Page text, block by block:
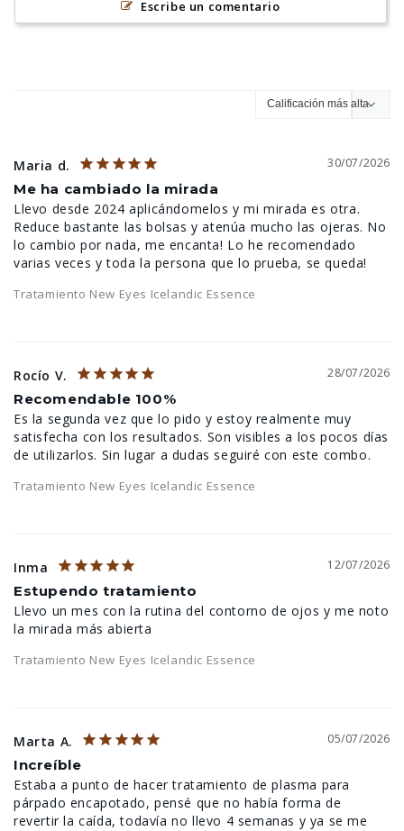
Escribe un comentario
30/07/2026
Maria d.
Me ha cambiado la mirada
Llevo desde 2024 aplicándomelos y mi mirada es otra.
Reduce bastante las bolsas y atenúa mucho las ojeras. No
lo cambio por nada, me encanta! Lo he recomendado
Tratamiento New Eyes Icelandic Essence
28/07/2026
Rocío V.
Recomendable 100%
Es la segunda vez que lo pido y estoy realmente muy
satisfecha con los resultados. Son visibles a los pocos días
de utilizarlos. Sin lugar a dudas seguiré con este combo.
Tratamiento New Eyes Icelandic Essence
12/07/2026
Inma
Estupendo tratamiento
Llevo un mes con la rutina del contorno de ojos y me noto
Tratamiento New Eyes Icelandic Essence
05/07/2026
Marta A.
Increíble
Estaba a punto de hacer tratamiento de plasma para
párpado encapotado, pensé que no había forma de
revertir la caída, todavía no llevo 4 semanas y ya se me